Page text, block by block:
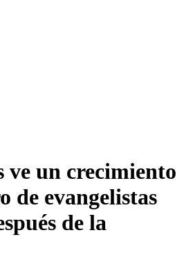
ve un crecimiento
de evangelistas
de la